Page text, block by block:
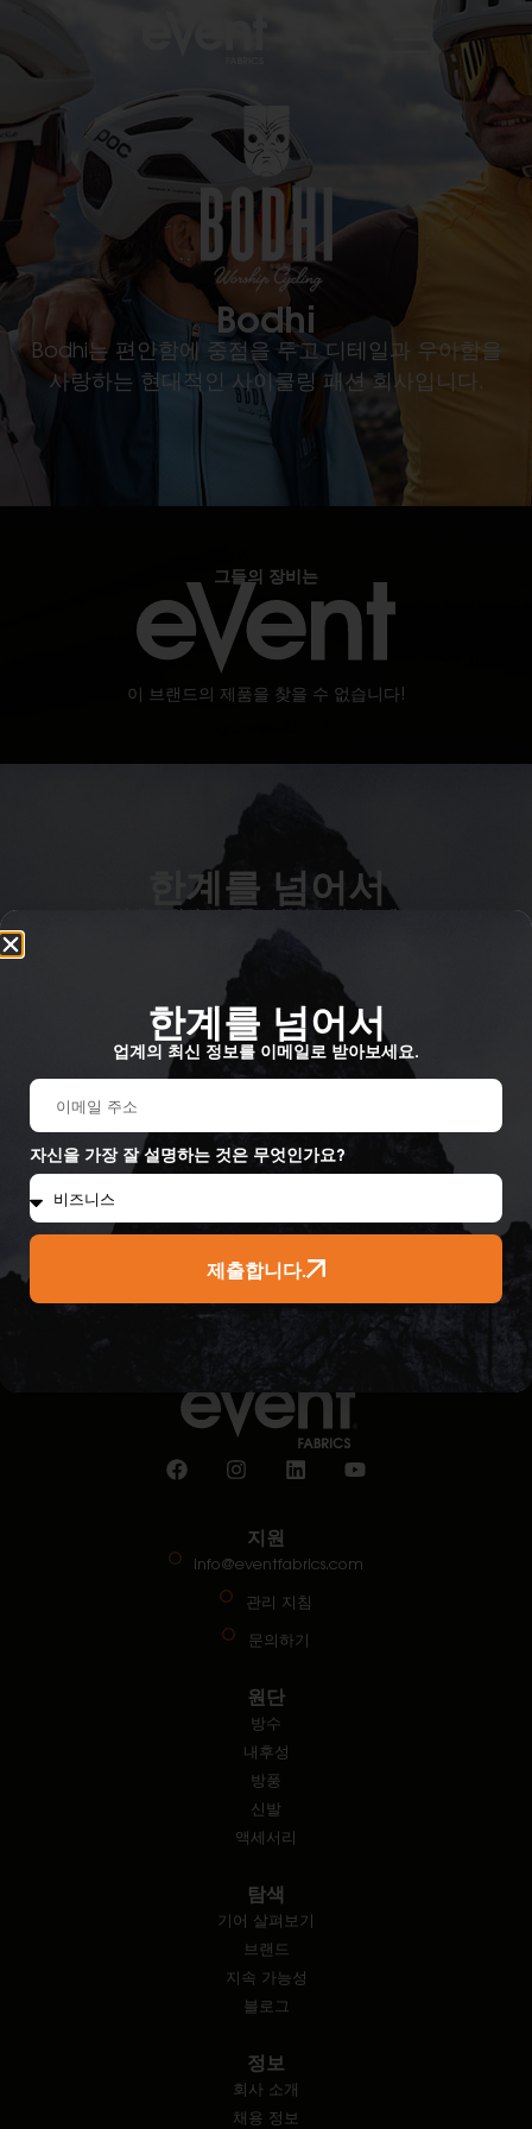
Bodhi
Bodhi는 편안함에 중점을 두고 디테일과 우아함을
사랑하는 현대적인 사이클링 패션 회사입니다.
그들의 장비는
이 브랜드의 제품을 찾을 수 없습니다!
한계를 넘어서
업계의 최신 정보를 이메일로 받아보세요.
자신을 가장 잘 설명하는 것은 무엇인가요?
제출합니다.
지원
info@eventfabrics.com
관리 지침
문의하기
원단
방수
내후성
방풍
신발
액세서리
탐색
기어 살펴보기
브랜드
지속 가능성
블로그
정보
회사 소개
채용 정보
한계를 넘어서
업계의 최신 정보를 이메일로 받아보세요.
자신을 가장 잘 설명하는 것은 무엇인가요?
제출합니다.